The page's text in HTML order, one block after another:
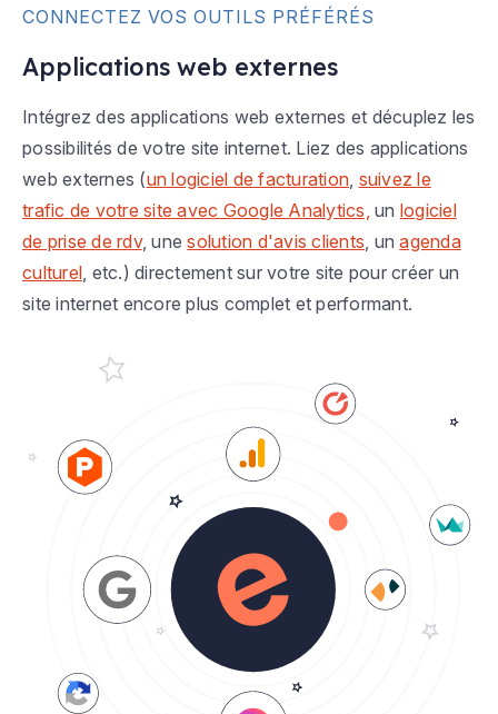
CONNECTEZ VOS OUTILS PRÉFÉRÉS
Applications web externes
Intégrez des applications web externes et décuplez les
possibilités de votre site internet. Liez des applications
web externes (un logiciel de facturation, suivez le
trafic de votre site avec Google Analytics, un logiciel
de prise de rdv, unesolution d'avis clients, unagenda
culturel, etc.) directement sur votre site pour créer un
site internet encore plus complet et performant.